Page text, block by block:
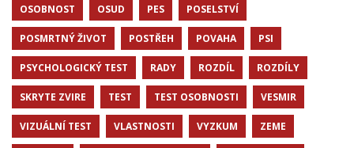
OSOBNOST OSUD PES POSELSTVÍ
POSMRTNÝ ŽIVOT POSTŘEH POVAHA PSI
PSYCHOLOGICKÝ TEST RADY ROZDÍL ROZDÍLY
SKRYTE ZVIRE TEST TEST OSOBNOSTI VESMIR
VIZUÁLNÍ TEST VLASTNOSTI VYZKUM ZEME